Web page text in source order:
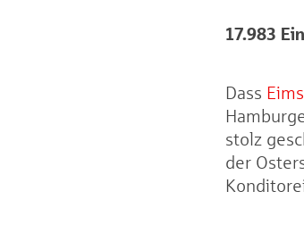
17.983
Dass
stolz
der